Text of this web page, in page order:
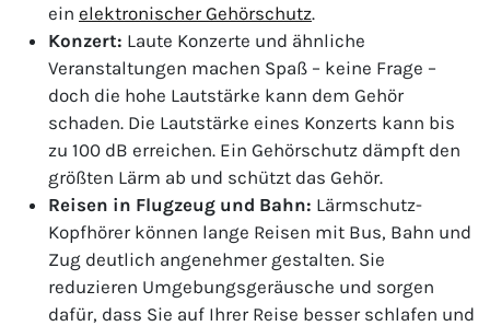
ein elektronischer Gehörschutz.
Konzert: Laute Konzerte und ähnliche
Veranstaltungen machen Spaß – keine Frage –
doch die hohe Lautstärke kann dem Gehör
schaden. Die Lautstärke eines Konzerts kann bis
zu 100 dB erreichen. Ein Gehörschutz dämpft den
größten Lärm ab und schützt das Gehör.
Reisen in Flugzeug und Bahn: Lärmschutz-
Kopfhörer können lange Reisen mit Bus, Bahn und
Zug deutlich angenehmer gestalten. Sie
reduzieren Umgebungsgeräusche und sorgen
dafür, dass Sie auf Ihrer Reise besser schlafen und